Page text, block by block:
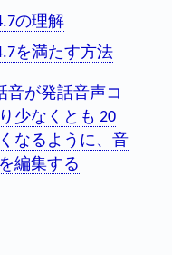
の理解
を満たす方法
音が発話音声コ
少なくとも 20
なるように、音
編集する